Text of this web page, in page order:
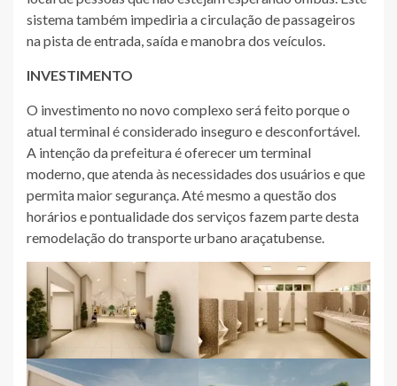
sistema também impediria a circulação de passageiros
na pista de entrada, saída e manobra dos veículos.
INVESTIMENTO
O investimento no novo complexo será feito porque o
atual terminal é considerado inseguro e desconfortável.
A intenção da prefeitura é oferecer um terminal
moderno, que atenda às necessidades dos usuários e que
permita maior segurança. Até mesmo a questão dos
horários e pontualidade dos serviços fazem parte desta
remodelação do transporte urbano araçatubense.